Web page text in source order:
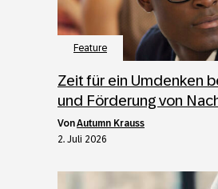
Feature
Zeit für ein Umdenken
und Förderung von
vonAutumn Krauss
2. Juli 2026